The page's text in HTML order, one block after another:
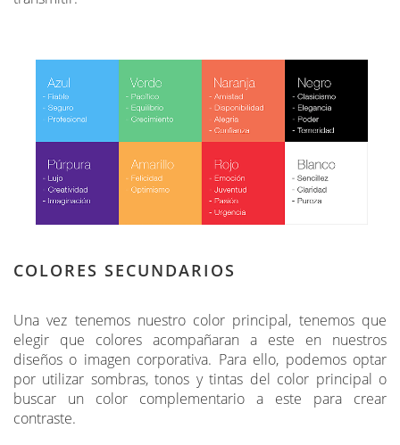
COLORES SECUNDARIOS
Una vez tenemos nuestro color principal, tenemos que
elegir que colores acompañaran a este en nuestros
diseños o imagen corporativa. Para ello, podemos optar
por utilizar sombras, tonos y tintas del color principal o
buscar un color complementario a este para crear
contraste.